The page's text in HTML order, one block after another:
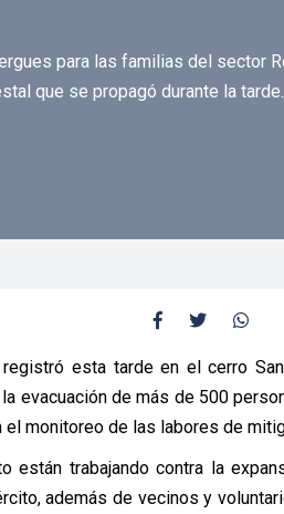
para las familias del sector
que se propagó durante la
esta tarde en el cerro
evacuación de más de 500
el monitoreo de las labores de
están trabajando contra la
además de vecinos y